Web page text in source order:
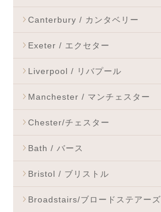
Canterbury / カンタベリー
Exeter / エクセター
Liverpool / リバプール
Manchester / マンチェスター
Chester/チェスター
Bath / バース
Bristol / ブリストル
Broadstairs/ブロードステアーズ